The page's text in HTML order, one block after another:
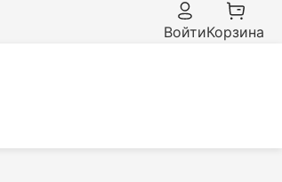
ВойтиКорзина